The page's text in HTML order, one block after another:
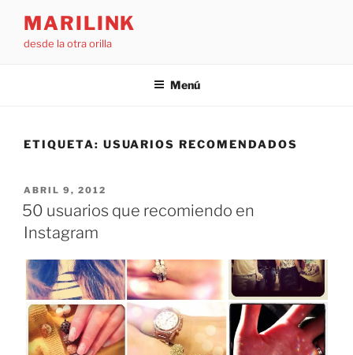
contenido
MARILINK
desde la otra orilla
Menú
ETIQUETA: USUARIOS RECOMENDADOS
PUBLICADO
EL
ABRIL 9, 2012
50 usuarios que recomiendo en
Instagram